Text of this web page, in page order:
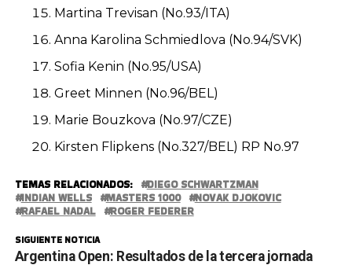
Martina Trevisan (No.93/ITA)
Anna Karolina Schmiedlova (No.94/SVK)
Sofia Kenin (No.95/USA)
Greet Minnen (No.96/BEL)
Marie Bouzkova (No.97/CZE)
Kirsten Flipkens (No.327/BEL) RP No.97
TEMAS RELACIONADOS:
DIEGO SCHWARTZMAN
INDIAN WELLS
MASTERS 1000
NOVAK DJOKOVIC
RAFAEL NADAL
ROGER FEDERER
SIGUIENTE NOTICIA
Argentina Open: Resultados de la tercera jornada